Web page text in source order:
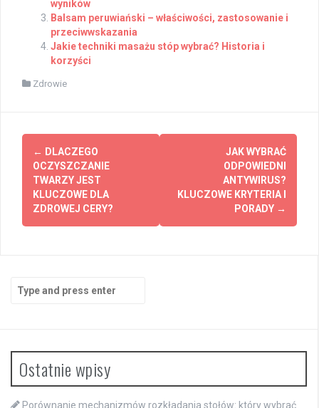
wyników
Balsam peruwiański – właściwości, zastosowanie i
przeciwwskazania
Jakie techniki masażu stóp wybrać? Historia i
korzyści
Zdrowie
Post
navigation
← DLACZEGO
OCZYSZCZANIE
TWARZY JEST
KLUCZOWE DLA
ZDROWEJ CERY?
JAK WYBRAĆ
ODPOWIEDNI
ANTYWIRUS?
KLUCZOWE KRYTERIA I
PORADY →
Search
for:
Ostatnie wpisy
Porównanie mechanizmów rozkładania stołów: który wybrać